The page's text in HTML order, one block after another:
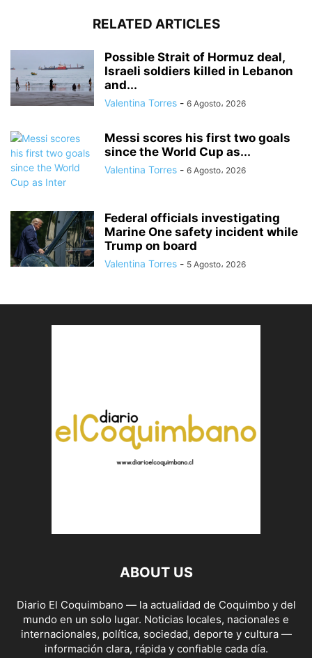
RELATED ARTICLES
Possible Strait of Hormuz deal,
Israeli soldiers killed in Lebanon
and...
Valentina Torres - 6 Agosto، 2026
Messi scores his first two goals
since the World Cup as...
Valentina Torres - 6 Agosto، 2026
Federal officials investigating
Marine One safety incident while
Trump on board
Valentina Torres - 5 Agosto، 2026
ABOUT US
Diario El Coquimbano — la actualidad de Coquimbo y del
mundo en un solo lugar. Noticias locales, nacionales e
internacionales, política, sociedad, deporte y cultura —
información clara, rápida y confiable cada día.